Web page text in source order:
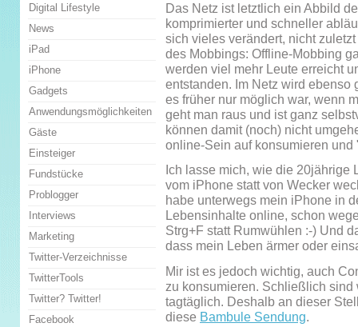
Das Netz ist letztlich ein Abbild
komprimierter und schneller
sich vieles verändert, nicht
des Mobbings: Offline-Mobbing
werden viel mehr Leute erreicht
entstanden. Im Netz wird ebenso
es früher nur möglich war, wenn
geht man raus und ist ganz
können damit (noch) nicht
online-Sein auf konsumieren und
Ich lasse mich, wie die 20jährige
vom iPhone statt von Wecker
habe unterwegs mein iPhone in
Lebensinhalte online, schon
Strg+F statt Rumwühlen :-) Und
dass mein Leben ärmer oder
Mir ist es jedoch wichtig, auch
zu konsumieren. Schließlich
tagtäglich. Deshalb an dieser
diese Bambule Sendung.
Digital Lifestyle
News
iPad
iPhone
Gadgets
Anwendungsmöglichkeiten
Gäste
Einsteiger
Fundstücke
Problogger
Interviews
Marketing
Twitter-Verzeichnisse
TwitterTools
Twitter? Twitter!
Facebook